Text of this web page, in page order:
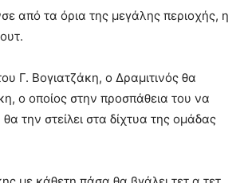
από τα όρια της μεγάλης περιοχής, η
Γ. Βογιατζάκη, ο Δραμιτινός θα
ο οποίος στην προσπάθεια του να
την στείλει στα δίχτυα της ομάδας